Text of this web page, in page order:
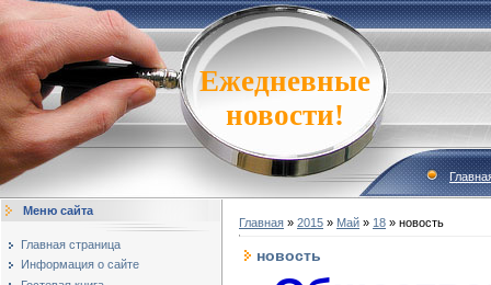
Ежедневные
новости!
Меню сайта
Главная страница
Информация о сайте
Главная » 2015 » Май » 18 » новость
новость